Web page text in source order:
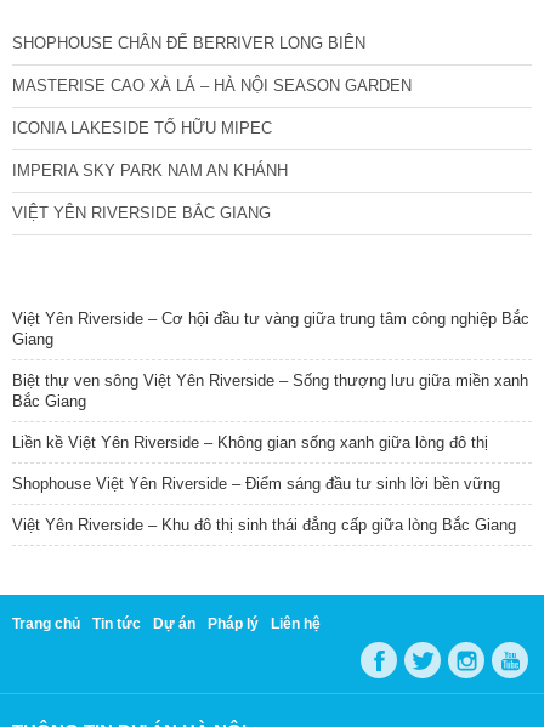
SHOPHOUSE CHÂN ĐẾ BERRIVER LONG BIÊN
MASTERISE CAO XÀ LÁ – HÀ NỘI SEASON GARDEN
ICONIA LAKESIDE TỐ HỮU MIPEC
IMPERIA SKY PARK NAM AN KHÁNH
VIỆT YÊN RIVERSIDE BẮC GIANG
Việt Yên Riverside – Cơ hội đầu tư vàng giữa trung tâm công nghiệp Bắc
Giang
Biệt thự ven sông Việt Yên Riverside – Sống thượng lưu giữa miền xanh
Bắc Giang
Liền kề Việt Yên Riverside – Không gian sống xanh giữa lòng đô thị
Shophouse Việt Yên Riverside – Điểm sáng đầu tư sinh lời bền vững
Việt Yên Riverside – Khu đô thị sinh thái đẳng cấp giữa lòng Bắc Giang
Trang chủ Tin tức Dự án Pháp lý Liên hệ